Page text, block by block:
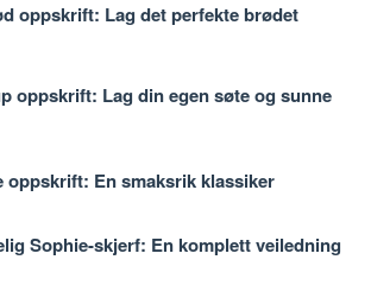
oppskrift: Lag det perfekte brødet
oppskrift: Lag din egen søte og sunne
En smaksrik klassiker
Sophie-skjerf: En komplett veiledning